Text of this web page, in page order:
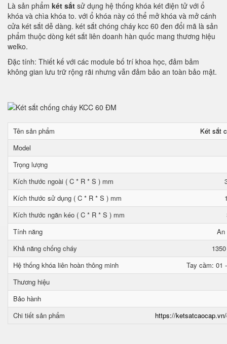
Là sản phẩm két sắt sử dụng hệ thống khóa két điện tử với ổ
khóa và chìa khóa to. với ổ khóa này có thể mở khóa và mở cánh
cửa két sắt dễ dàng. két sắt chóng cháy kcc 60 đen đổi mã là sản
phẩm thuộc dòng két sắt liên doanh hàn quốc mang thương hiệu
welko.
Đặc tính: Thiết kế với các module bố trí khoa học, đảm bảm
không gian lưu trữ rộng rãi nhưng vẫn đảm bảo an toàn bảo mật.
Tên sản phẩm
Két sắt
Model
Trọng lượng
Kích thước ngoài ( C * R * S ) mm
Kích thước sử dụng ( C * R * S ) mm
Kích thước ngăn kéo ( C * R * S ) mm
Tính năng
An
Khả năng chống cháy
Hệ thống khóa liên hoàn thông minh
Tay cầm: 01
Thương hiệu
Bảo hành
Chi tiết sản phẩm
https://